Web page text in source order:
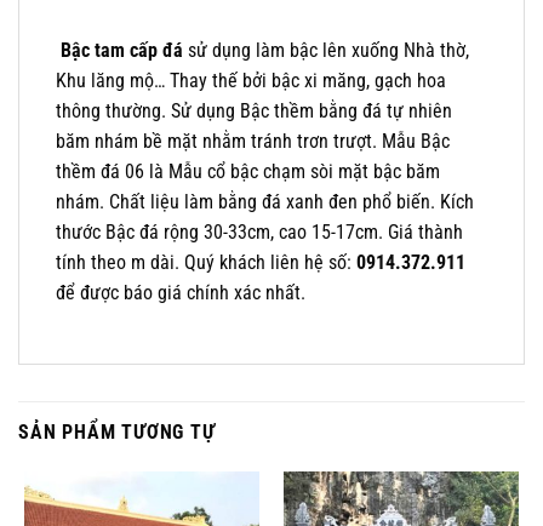
Bậc tam cấp đá sử dụng làm bậc lên xuống Nhà thờ,
Khu lăng mộ… Thay thế bởi bậc xi măng, gạch hoa
thông thường. Sử dụng Bậc thềm bằng đá tự nhiên
băm nhám bề mặt nhằm tránh trơn trượt. Mẫu Bậc
thềm đá 06 là Mẫu cổ bậc chạm sòi mặt bậc băm
nhám. Chất liệu làm bằng đá xanh đen phổ biến. Kích
thước Bậc đá rộng 30-33cm, cao 15-17cm. Giá thành
tính theo m dài. Quý khách liên hệ số: 0914.372.911
để được báo giá chính xác nhất.
SẢN PHẨM TƯƠNG TỰ